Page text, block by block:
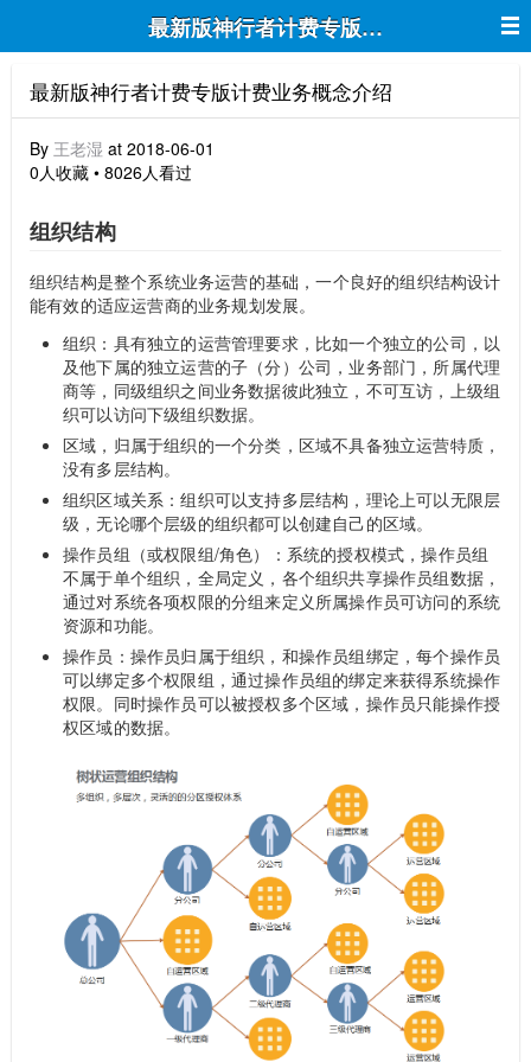
最新版神行者计费专版计费业务概念介绍
最新版神行者计费专版计费业务概念介绍
By 王老湿 at 2018-06-01
0人收藏 • 8026人看过
组织结构
组织结构是整个系统业务运营的基础，一个良好的组织结构设计
能有效的适应运营商的业务规划发展。
组织：具有独立的运营管理要求，比如一个独立的公司，以
及他下属的独立运营的子（分）公司，业务部门，所属代理
商等，同级组织之间业务数据彼此独立，不可互访，上级组
织可以访问下级组织数据。
区域，归属于组织的一个分类，区域不具备独立运营特质，
没有多层结构。
组织区域关系：组织可以支持多层结构，理论上可以无限层
级，无论哪个层级的组织都可以创建自己的区域。
操作员组（或权限组/角色）：系统的授权模式，操作员组
不属于单个组织，全局定义，各个组织共享操作员组数据，
通过对系统各项权限的分组来定义所属操作员可访问的系统
资源和功能。
操作员：操作员归属于组织，和操作员组绑定，每个操作员
可以绑定多个权限组，通过操作员组的绑定来获得系统操作
权限。同时操作员可以被授权多个区域，操作员只能操作授
权区域的数据。